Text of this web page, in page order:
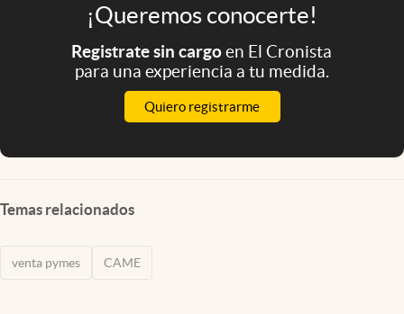
¡Queremos conocerte!
Registrate sin cargoen El Cronista
para una experiencia a tu medida.
Quiero registrarme
Temas relacionados
venta pymes CAME